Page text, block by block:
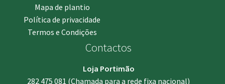
Mapa de plantio
Política de privacidade
Termos e Condições
Contactos
Loja Portimão
282 475 081 (Chamada para a rede fixa nacional)